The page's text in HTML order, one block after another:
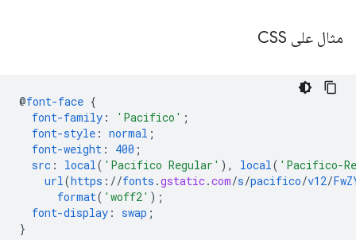
مثال على CSS
@font-face {
font-family : 'Pacifico' ;
font-style : normal ;
font-weight : 400 ;
src : local ( 'Pacifico Regular' ), local ( 'Pacifico-
url (https ://fonts .gstatic.com/s/pacifico/v12/
format( 'woff2' );
font-display : swap ;
}